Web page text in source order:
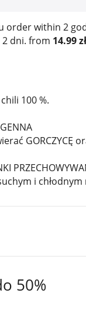
order within 2
dni. from 14.99zł
100 %.
GORCZYCĘ
i chłodnym
50%